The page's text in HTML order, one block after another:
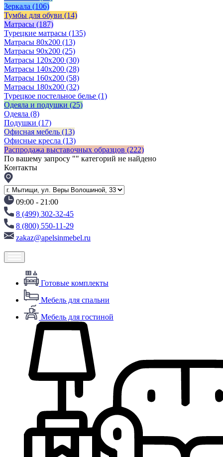
Зеркала (106)
Тумбы для обуви (14)
Матрасы (187)
Турецкие матрасы (135)
Матрасы 80x200 (13)
Матрасы 90х200 (25)
Матрасы 120х200 (30)
Матрасы 140х200 (28)
Матрасы 160х200 (58)
Матрасы 180х200 (32)
Турецкое постельное белье (1)
Одеяла и подушки (25)
Одеяла (8)
Подушки (17)
Офисная мебель (13)
Офисные кресла (13)
Распродажа выставочных образцов (222)
По вашему запросу "" категорий не найдено
Контакты
09:00 - 21:00
8 (499) 302-32-45
8 (800) 550-11-29
zakaz@apelsinmebel.ru
Готовые комплекты
Мебель для спальни
Мебель для гостиной